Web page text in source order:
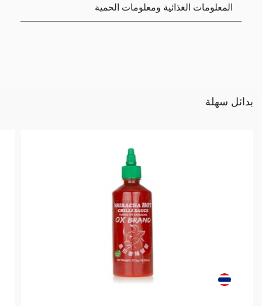
المعلومات الغذائية ومعلومات الحمية
بدائل سهلة